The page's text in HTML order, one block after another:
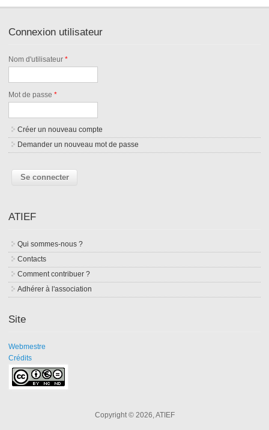
Connexion utilisateur
Nom d'utilisateur*
Mot de passe*
Créer un nouveau compte
Demander un nouveau mot de passe
ATIEF
Qui sommes-nous ?
Contacts
Comment contribuer ?
Adhérer à l'association
Site
Webmestre
Crédits
Copyright © 2026, ATIEF